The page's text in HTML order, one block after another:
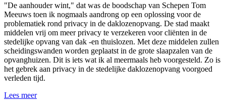
"De aanhouder wint," dat was de boodschap van Schepen Tom
Meeuws toen ik nogmaals aandrong op een oplossing voor de
problematiek rond privacy in de daklozenopvang. De stad maakt
middelen vrij om meer privacy te verzekeren voor cliënten in de
stedelijke opvang van dak -en thuislozen. Met deze middelen zullen
scheidingswanden worden geplaatst in de grote slaapzalen van de
opvanghuizen. Dit is iets wat ik al meermaals heb voorgesteld. Zo is
het gebrek aan privacy in de stedelijke daklozenopvang voorgoed
verleden tijd.
Lees meer